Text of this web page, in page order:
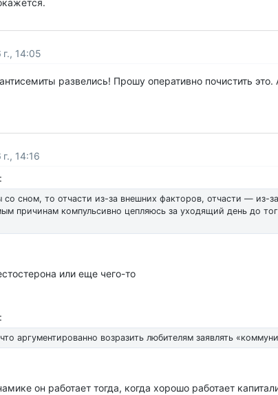
14:05
развелись! Прошу оперативно почистить это.
14:16
:
со сном, то отчасти из-за внешних факторов, отчасти — из-
причинам компульсивно цепляюсь за уходящий день до
или еще чего-то
:
аргументированно возразить любителям заявлять
он работает тогда, когда хорошо работает